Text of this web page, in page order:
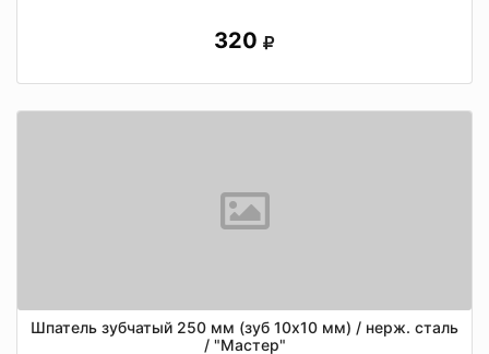
320
Шпатель зубчатый 250 мм (зуб 10х10 мм) / нерж. сталь
/ "Мастер"